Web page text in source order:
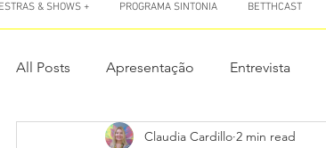
& SHOWS + PROGRAMA SINTONIA BETTHCAST
All Posts Apresentação Entrevista
Livro Sete Ponto Zero
Claudia Cardillo 2 min read